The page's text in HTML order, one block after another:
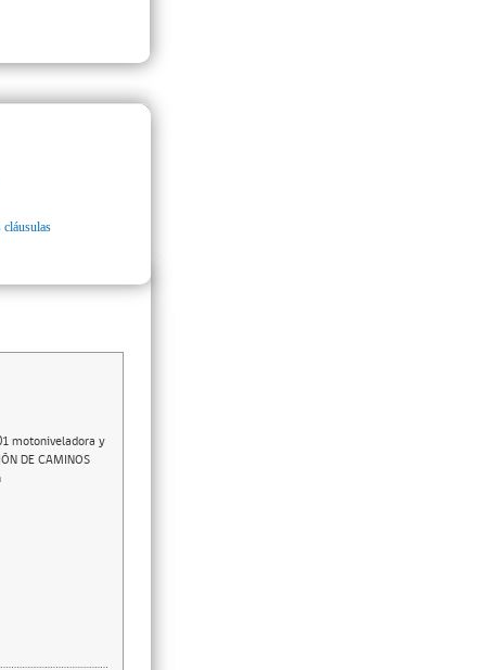
motoniveladora y
DE CAMINOS